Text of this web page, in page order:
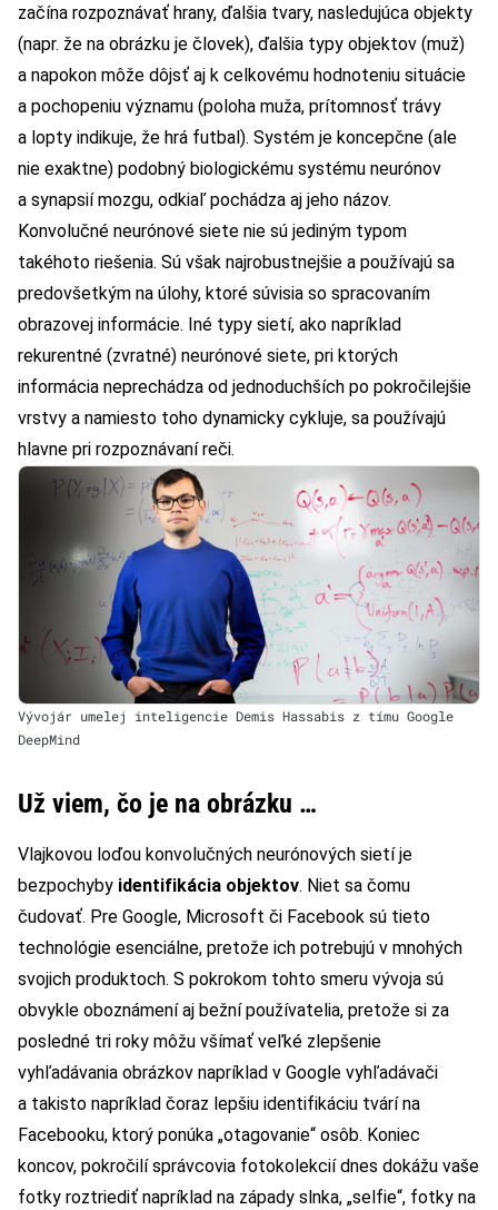
začína rozpoznávať hrany, ďalšia tvary, nasledujúca objekty
(napr. že na obrázku je človek), ďalšia typy objektov (muž)
a napokon môže dôjsť aj k celkovému hodnoteniu situácie
a pochopeniu významu (poloha muža, prítomnosť trávy
a lopty indikuje, že hrá futbal). Systém je koncepčne (ale
nie exaktne) podobný biologickému systému neurónov
a synapsií mozgu, odkiaľ pochádza aj jeho názov.
Konvolučné neurónové siete nie sú jediným typom
takéhoto riešenia. Sú však najrobustnejšie a používajú sa
predovšetkým na úlohy, ktoré súvisia so spracovaním
obrazovej informácie. Iné typy sietí, ako napríklad
rekurentné (zvratné) neurónové siete, pri ktorých
informácia neprechádza od jednoduchších po pokročilejšie
vrstvy a namiesto toho dynamicky cykluje, sa používajú
hlavne pri rozpoznávaní reči.
Vývojár umelej inteligencie Demis Hassabis z tímu Google
DeepMind
Už viem, čo je na obrázku …
Vlajkovou loďou konvolučných neurónových sietí je
bezpochyby identifikácia objektov. Niet sa čomu
čudovať. Pre Google, Microsoft či Facebook sú tieto
technológie esenciálne, pretože ich potrebujú v mnohých
svojich produktoch. S pokrokom tohto smeru vývoja sú
obvykle oboznámení aj bežní používatelia, pretože si za
posledné tri roky môžu všímať veľké zlepšenie
vyhľadávania obrázkov napríklad v Google vyhľadávači
a takisto napríklad čoraz lepšiu identifikáciu tvárí na
Facebooku, ktorý ponúka „otagovanie“ osôb. Koniec
koncov, pokročilí správcovia fotokolekcií dnes dokážu vaše
fotky roztriediť napríklad na západy slnka, „selfie“, fotky na